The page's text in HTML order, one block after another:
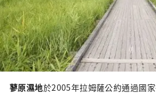
蓼原濕地於2005年拉姆薩公約通過國